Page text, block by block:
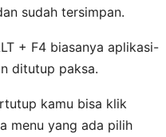
sudah tersimpan.
+ F4 biasanya aplikasi-
ditutup paksa.
kamu bisa klik
menu yang ada pilih